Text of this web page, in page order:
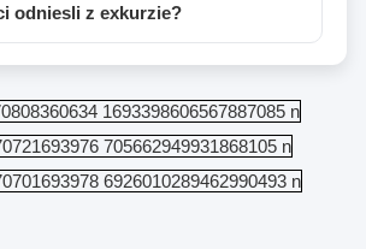
odniesli z exkurzie?